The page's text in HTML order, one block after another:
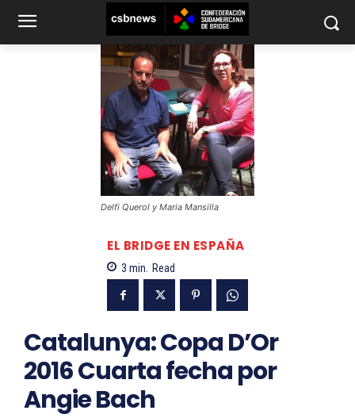
Delfi Querol y Maria Mansilla
EL BRIDGE EN ESPAÑA
3 min. Read
Catalunya: Copa D’Or
2016 Cuarta fecha por
Angie Bach